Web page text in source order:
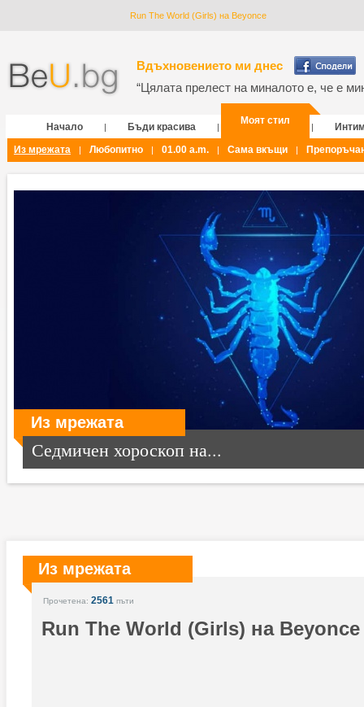
Run The World (Girls) на Beyonce
Вдъхновението ми днес
“Цялата прелест на миналото е, че е
Начало | Бъди красива |
Моят стил
|
Из мрежата
| Любопитно | 01.00 a.m. | Сама вкъщи |
Из мрежата
Седмичен хороскоп на...
Из мрежата
Прочетена: 2561 пъти
Run The World (Girls) на Beyonce